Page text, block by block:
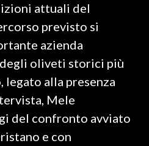
attuali del
previsto si
azienda
oliveti storici più
legato alla presenza
Mele
del confronto avviato
e con